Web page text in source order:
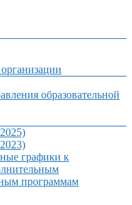
образовательной
графики к
программам